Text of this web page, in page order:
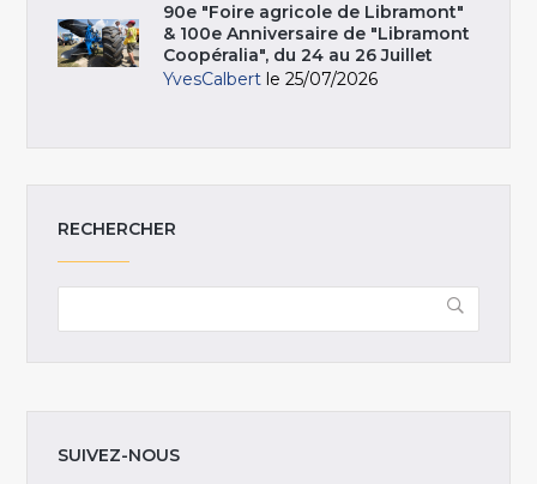
90e "Foire agricole de Libramont"
& 100e Anniversaire de "Libramont
Coopéralia", du 24 au 26 Juillet
YvesCalbert le 25/07/2026
RECHERCHER
SUIVEZ-NOUS